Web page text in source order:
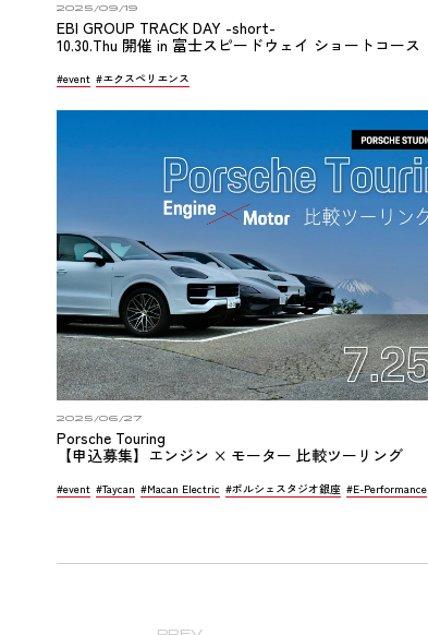
2025/09/19
EBI GROUP TRACK DAY -short-
10.30.Thu 開催 in 富士スピードウェイ ショートコース
#event #エクスペリエンス
2025/06/27
Porsche Touring
【申込募集】エンジン × モーター 比較ツーリング
#event #Taycan #Macan Electric #ポルシェスタジオ銀座 #E-Performance